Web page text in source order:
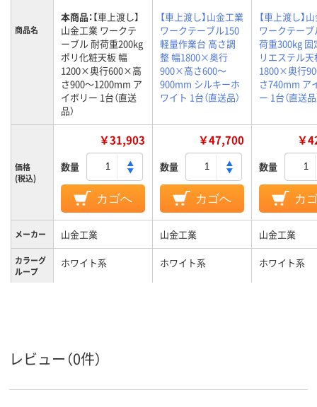
商品名
本商品：【車上渡し】
山金工業 ワークテ
ーブル 耐荷重200kg
ポリ化粧天板 幅
1200×奥行600×高
さ900～1200mm ア
イボリー 1台（直送
品）
【車上渡し】山金工業
ワークテーブル150
軽量作業台 高さ調
整 幅1800×奥行
900×高さ600～
900mm シルキーホ
ワイト 1台（直送品）
【車上渡し】
ワークテーブ
荷重300kg 固
リエステル天
1800×奥行
さ740mm ア
ー 1台（直送品
価格
(税込)
￥31,903
数量
カゴへ
￥47,700
数量
カゴへ
￥
数量
カ
メーカー 山金工業 山金工業 山金工業
カラーグ
ループ
ホワイト系 ホワイト系 ホワイト系
レビュー（0件）